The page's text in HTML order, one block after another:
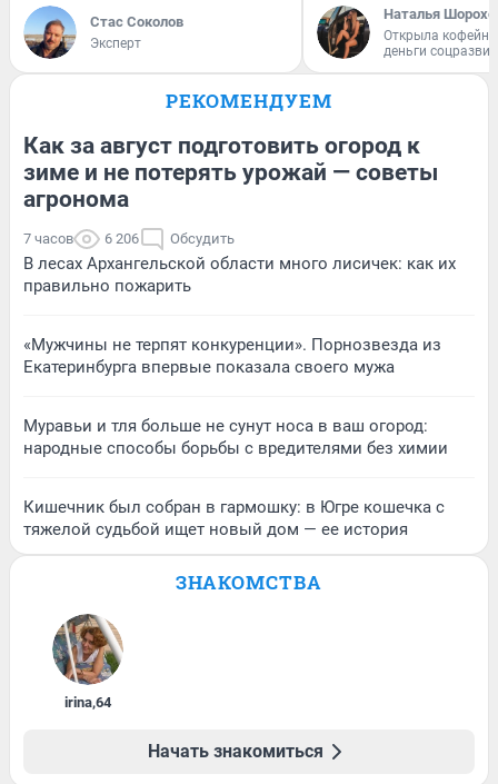
Стас Соколов
Эксперт
Наталья
Открыла
деньги
РЕКОМЕНДУЕМ
Как за август подготовить огород к
зиме и не потерять урожай — советы
агронома
7 часов 6 206 Обсудить
В лесах Архангельской области много лисичек: как их
правильно пожарить
«Мужчины не терпят конкуренции». Порнозвезда из
Екатеринбурга впервые показала своего мужа
Муравьи и тля больше не сунут носа в ваш огород:
народные способы борьбы с вредителями без химии
Кишечник был собран в гармошку: в Югре кошечка с
тяжелой судьбой ищет новый дом — ее история
ЗНАКОМСТВА
irina,64
Начать знакомиться